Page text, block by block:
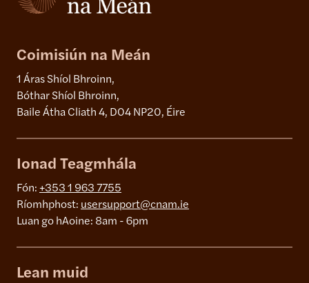
Coimisiún na Meán
1 Áras Shíol Bhroinn,
Bóthar Shíol Bhroinn,
Baile Átha Cliath 4, D04 NP20, Éire
Ionad Teagmhála
Fón: +353 1 963 7755
Ríomhphost: usersupport@cnam.ie
Luan go hAoine: 8am - 6pm
Lean muid